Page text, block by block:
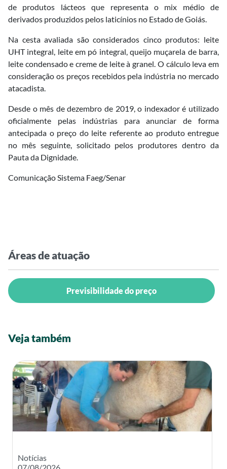
de produtos lácteos que representa o mix médio de
derivados produzidos pelos laticínios no Estado de Goiás.
Na cesta avaliada são considerados cinco produtos: leite
UHT integral, leite em pó integral, queijo muçarela de barra,
leite condensado e creme de leite à granel. O cálculo leva em
consideração os preços recebidos pela indústria no mercado
atacadista.
Desde o mês de dezembro de 2019, o indexador é utilizado
oficialmente pelas indústrias para anunciar de forma
antecipada o preço do leite referente ao produto entregue
no mês seguinte, solicitado pelos produtores dentro da
Pauta da Dignidade.
Comunicação Sistema Faeg/Senar
Áreas de atuação
Previsibilidade do preço
Veja também
Notícias